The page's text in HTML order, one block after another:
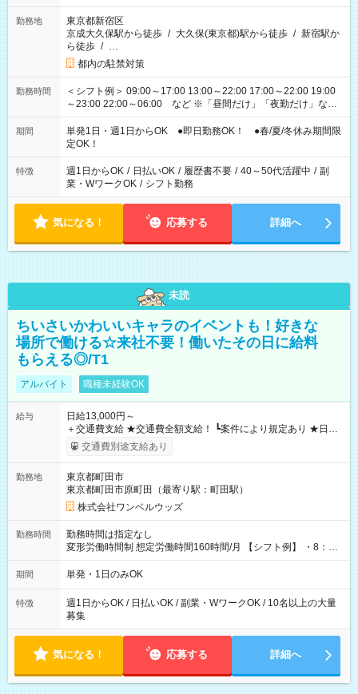
勤務地
東京都新宿区
京成大久保駅から徒歩 / 大久保(東京都)駅から徒歩 / 新宿駅か
ら徒歩 / …
都内の駐禁対策
勤務時間
＜シフト例＞ 09:00～17:00 13:00～22:00 17:00～22:00 19:00
～23:00 22:00～06:00 など ※「昼間だけ」「夜勤だけ」など
の希望OK
期間
単発1日・週1日からOK ●即日勤務OK！ ●春/夏/冬休み期間限
定OK！
特徴 週1日からOK / 日払いOK / 履歴書不要 / 40～50代活躍中 / 副
業・WワークOK / シフト勤務
気になる！ 応募する 詳細へ
未読
ちいさいかわいいキャラのイベントも！好きな
場所で働ける☆来社不要！働いたその日に給料
もらえる◎/T1
アルバイト 職種未経験OK
給与
日給13,000円～
＋交通費支給 ★交通費全額支給！ ┗案件により規定あり ★日払
いOK！（規定あり） ┗働いたその日に現金GET♪ お仕事後はコ
ンビニATMから 日払い分を引き落とせます！ 【試用期間】試
交通費別途支給あり
勤務地
東京都町田市
東京都町田市原町田（最寄り駅：町田駅）
株式会社ワンベルウッズ
勤務時間
勤務時間は指定なし
変形労働時間制 想定労働時間160時間/月 【シフト例】 ・8：00
～21：00
期間 単発・1日のみOK
特徴
週1日からOK / 日払いOK / 副業・WワークOK / 10名以上の大量
募集
気になる！ 応募する 詳細へ